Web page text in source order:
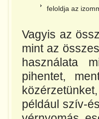
feloldja az
Vagyis az
mint az
használata
pihentet,
például szív-